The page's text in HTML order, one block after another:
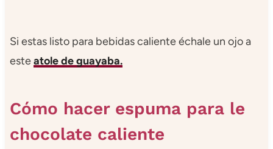
Si estas listo para bebidas caliente échale un ojo a
esteatole de guayaba.
Cómo hacer espuma para le
chocolate caliente